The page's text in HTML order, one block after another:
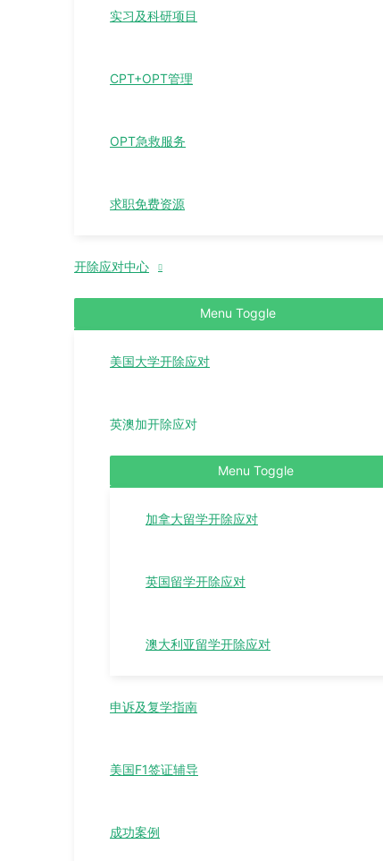
实习及科研项目
CPT+OPT管理
OPT急救服务
求职免费资源
开除应对中心
Menu Toggle
美国大学开除应对
英澳加开除应对
Menu Toggle
加拿大留学开除应对
英国留学开除应对
澳大利亚留学开除应对
申诉及复学指南
美国F1签证辅导
成功案例